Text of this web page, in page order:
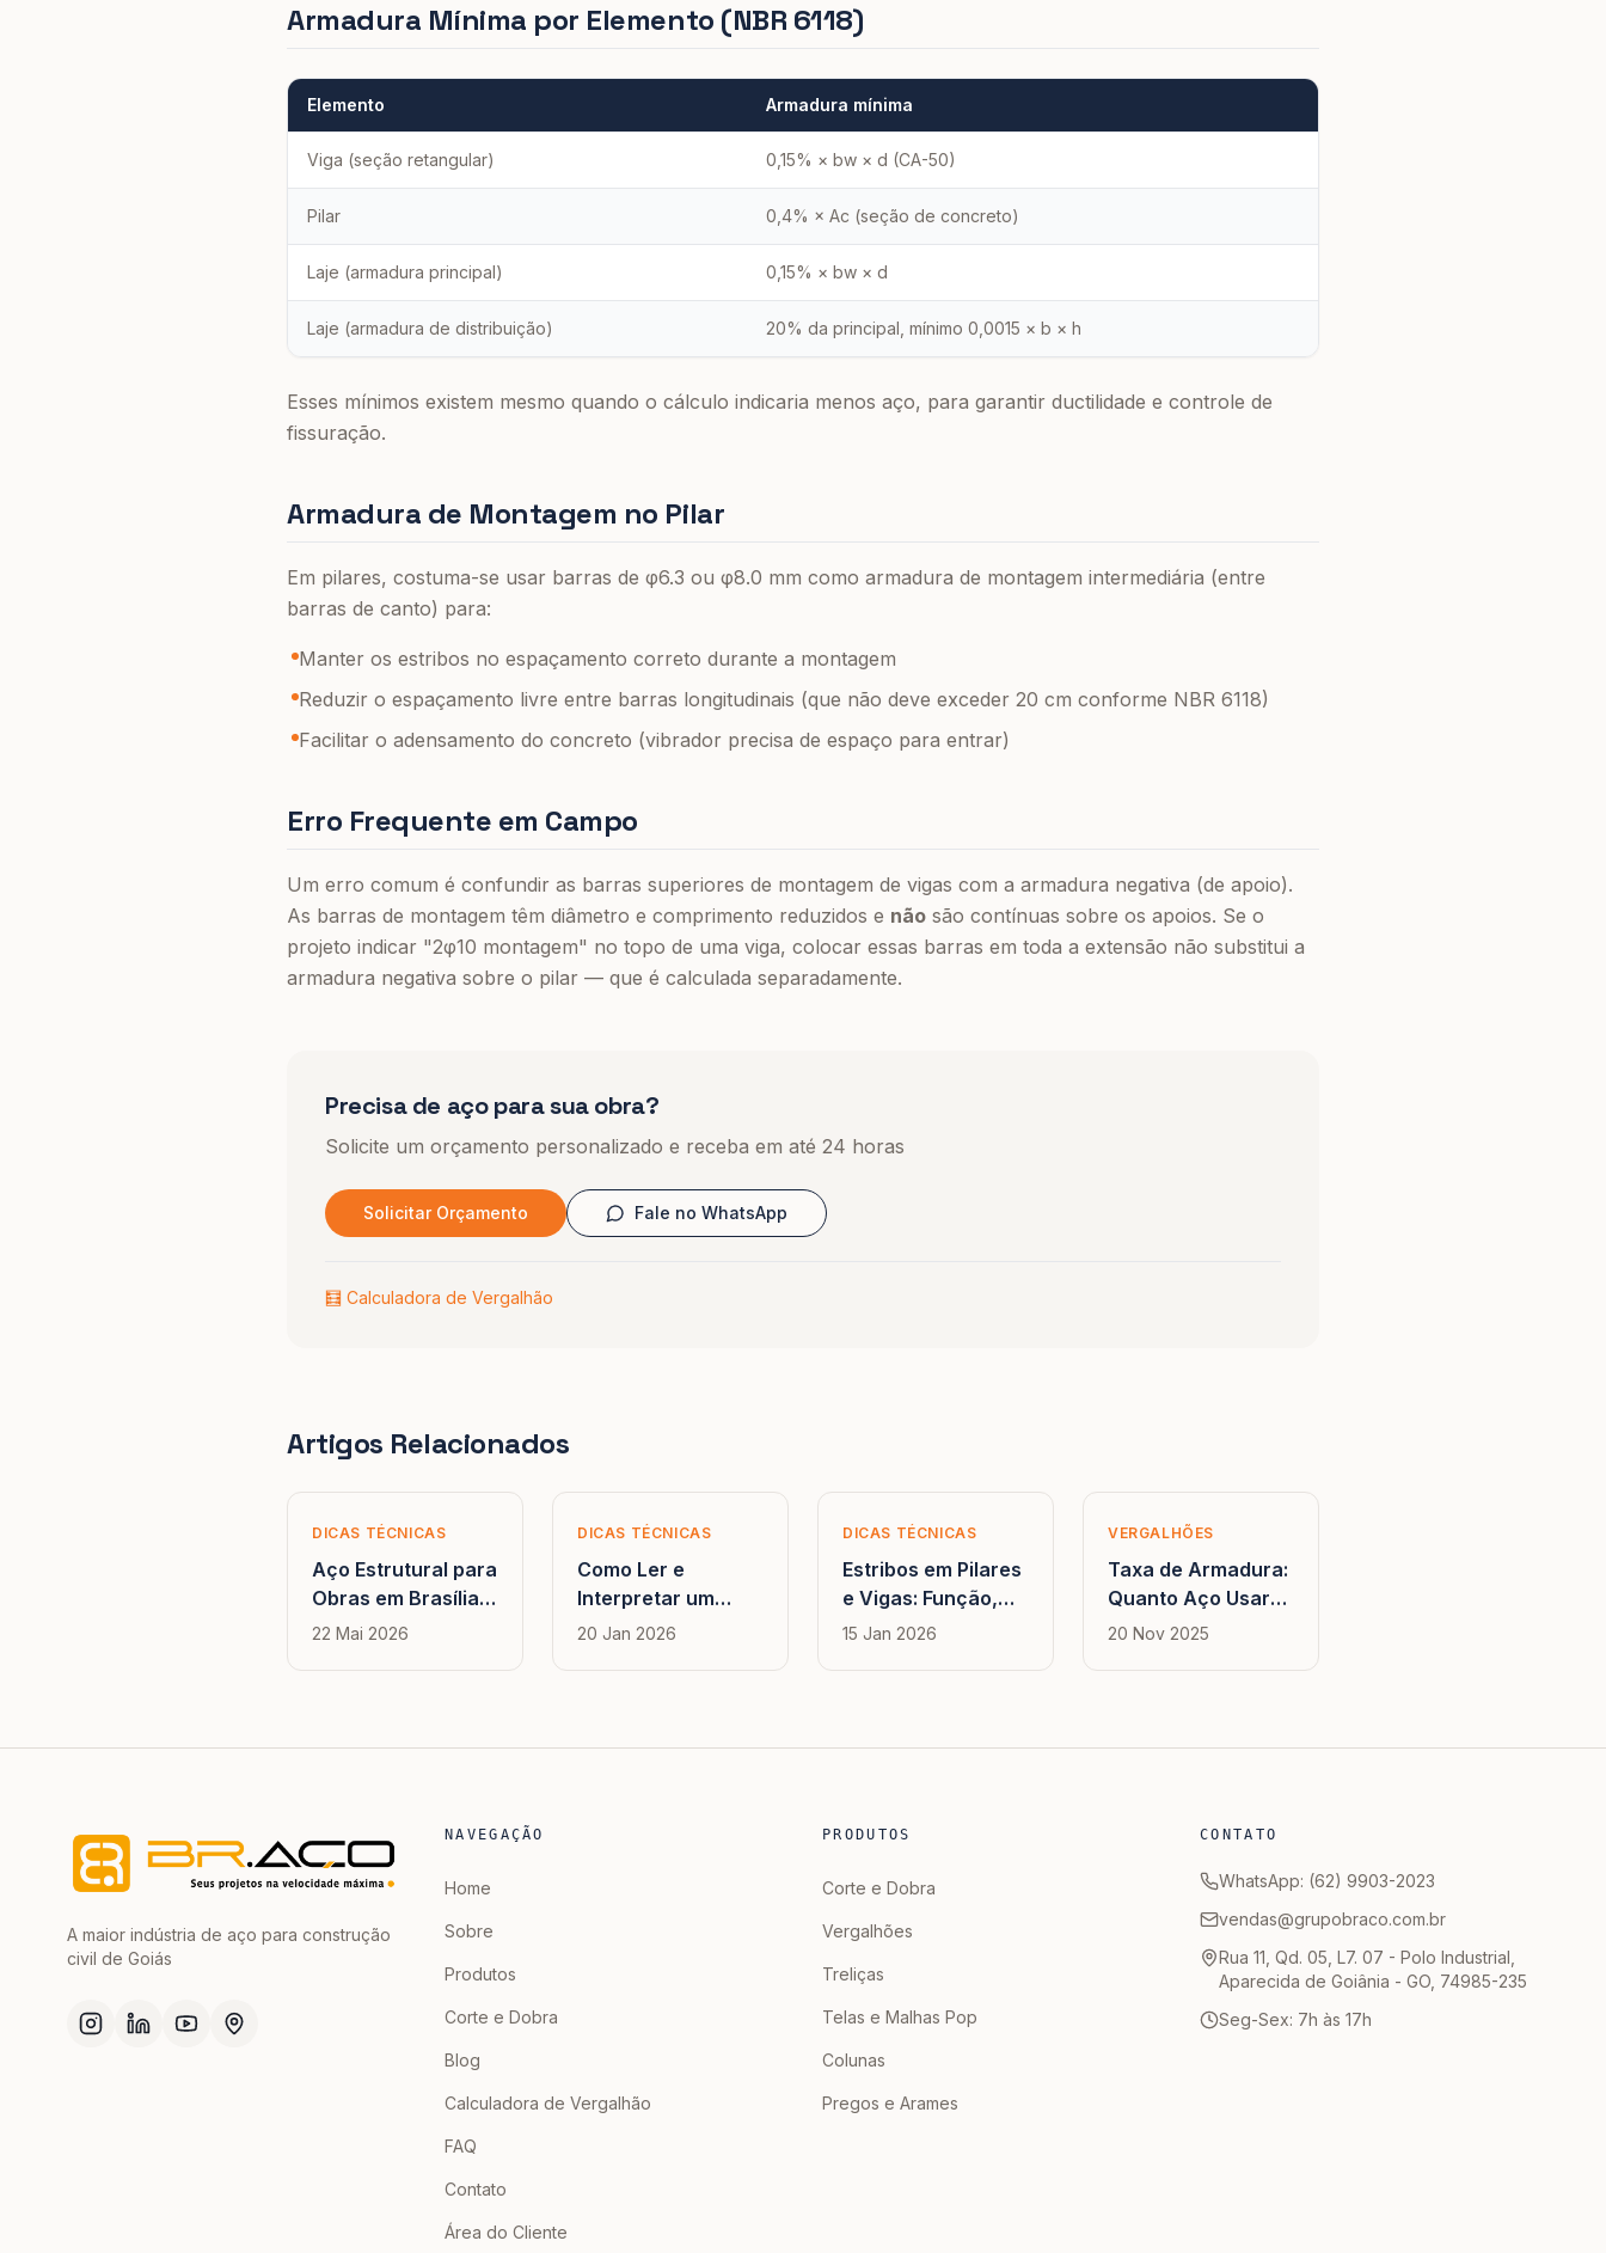
Armadura Mínima por Elemento (NBR 6118)
Elemento Armadura mínima
Viga (seção retangular) 0,15% × bw × d (CA-50)
Pilar 0,4% × Ac (seção de concreto)
Laje (armadura principal) 0,15% × bw × d
Laje (armadura de distribuição) 20% da principal, mínimo 0,0015 × b × h
Esses mínimos existem mesmo quando o cálculo indicaria menos aço, para garantir ductilidade e controle de
fissuração.
Armadura de Montagem no Pilar
Em pilares, costuma-se usar barras de φ6.3 ou φ8.0 mm como armadura de montagem intermediária (entre
barras de canto) para:
Manter os estribos no espaçamento correto durante a montagem
Reduzir o espaçamento livre entre barras longitudinais (que não deve exceder 20 cm conforme NBR 6118)
Facilitar o adensamento do concreto (vibrador precisa de espaço para entrar)
Erro Frequente em Campo
Um erro comum é confundir as barras superiores de montagem de vigas com a armadura negativa (de apoio).
As barras de montagem têm diâmetro e comprimento reduzidos e não são contínuas sobre os apoios. Se o
projeto indicar "2φ10 montagem" no topo de uma viga, colocar essas barras em toda a extensão não substitui a
armadura negativa sobre o pilar — que é calculada separadamente.
Precisa de aço para sua obra?
Solicite um orçamento personalizado e receba em até 24 horas
Solicitar Orçamento Fale no WhatsApp
🧮 Calculadora de Vergalhão
Artigos Relacionados
DICAS TÉCNICAS
Aço Estrutural para
Obras em Brasília e
Goiânia: Logística,
22 Mai 2026
DICAS TÉCNICAS
Como Ler e
Interpretar um
Projeto Estrutural:
20 Jan 2026
DICAS TÉCNICAS
Estribos em Pilares
e Vigas: Função,
Espaçamento e
15 Jan 2026
VERGALHÕES
Taxa de Armadura:
Quanto Aço Usar
em Laje, Viga e
20 Nov 2025
A maior indústria de aço para construção
civil de Goiás
NAVEGAÇÃO
Home
Sobre
Produtos
Corte e Dobra
Blog
Calculadora de Vergalhão
FAQ
Contato
Área do Cliente
PRODUTOS
Corte e Dobra
Vergalhões
Treliças
Telas e Malhas Pop
Colunas
Pregos e Arames
CONTATO
WhatsApp: (62) 9903-2023
vendas@grupobraco.com.br
Rua 11, Qd. 05, L7. 07 - Polo Industrial,
Aparecida de Goiânia - GO, 74985-235
Seg-Sex: 7h às 17h